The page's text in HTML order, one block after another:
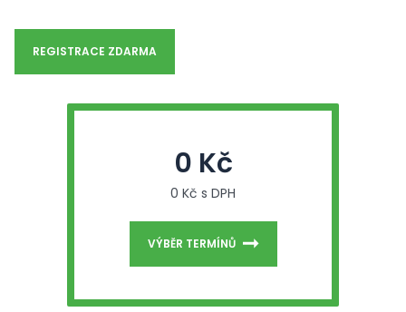
REGISTRACE ZDARMA
0 Kč
0 Kč s DPH
VÝBĚR TERMÍNŮ